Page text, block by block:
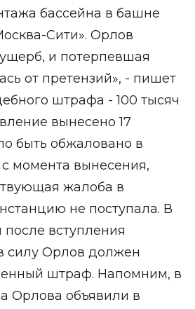
бассейна в башне
Сити». Орлов
и потерпевшая
от претензий», - пишет
штрафа - 100 тысяч
вынесено 17
быть обжаловано в
с момента вынесения,
жалоба в
не поступала. В
вступления
силу Орлов должен
штраф. Напомним, в
Орлова объявили в